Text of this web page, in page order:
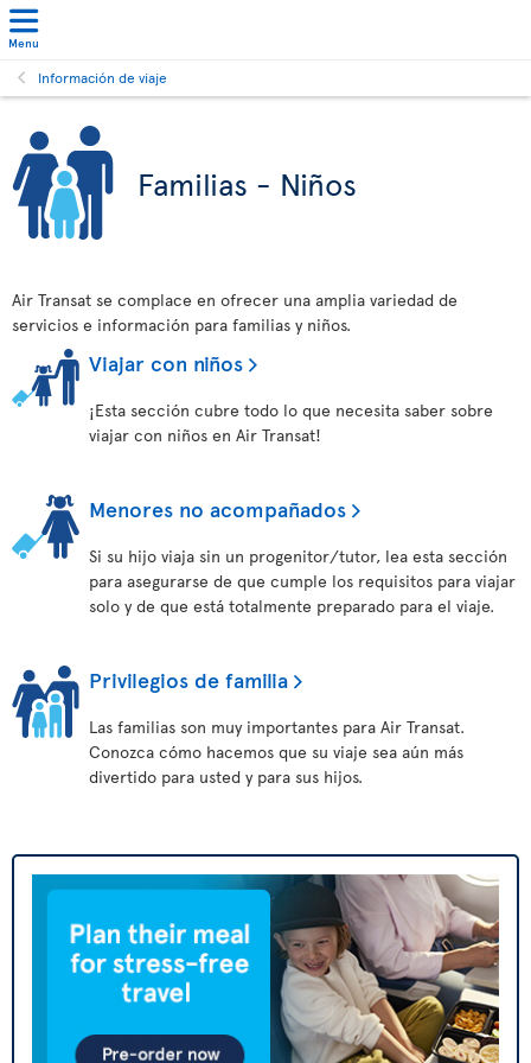
Menu
Información de viaje
Familias - Niños
Air Transat se complace en ofrecer una amplia variedad de
servicios e información para familias y niños.
Viajar con niños
¡Esta sección cubre todo lo que necesita saber sobre
viajar con niños en Air Transat!
Menores no acompañados
Si su hijo viaja sin un progenitor/tutor, lea esta sección
para asegurarse de que cumple los requisitos para viajar
solo y de que está totalmente preparado para el viaje.
Privilegios de familia
Las familias son muy importantes para Air Transat.
Conozca cómo hacemos que su viaje sea aún más
divertido para usted y para sus hijos.